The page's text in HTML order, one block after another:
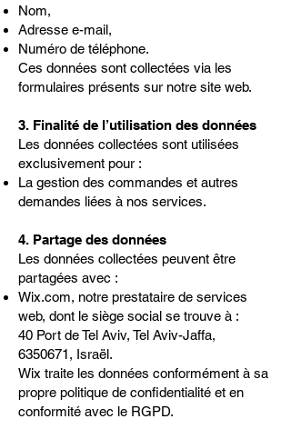
Nom,
Adresse e-mail,
Numéro de téléphone.
Ces données sont collectées via les
formulaires présents sur notre site web.
3. Finalité de l’utilisation des données
Les données collectées sont utilisées
exclusivement pour :
La gestion des commandes et autres
demandes liées à nos services.
4. Partage des données
Les données collectées peuvent être
partagées avec :
Wix.com, notre prestataire de services
web, dont le siège social se trouve à :
40 Port de Tel Aviv, Tel Aviv-Jaffa,
6350671, Israël.
Wix traite les données conformément à sa
propre politique de confidentialité et en
conformité avec le RGPD.